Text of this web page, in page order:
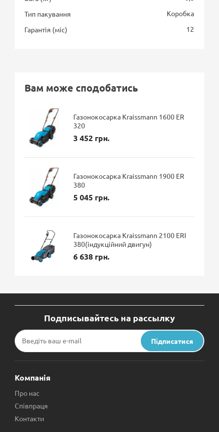
Тип пакування
Коробка
Гарантія (міс)
12
Вам може сподобатись
Газонокосарка Kraissmann 1600 ER
320
3 452 грн.
Газонокосарка Kraissmann 1900 ER
380
5 045 грн.
Газонокосарка Kraissmann 2100 ERI
380(індукційний двигун)
6 638 грн.
Подписывайтесь на рассылку
Підписатися
Компанія
Про нас
Співпраця
Контакти